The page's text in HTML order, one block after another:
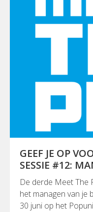
GEEF JE OP
SESSIE #12:
De derde Meet The
het managen van je
30 juni op het